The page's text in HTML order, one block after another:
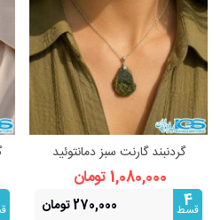
گردنبند گارنت سبز دمانتوئید
(بازنجیراستیل)
1,080,000 تومان
4
قسط 270,000 تومان